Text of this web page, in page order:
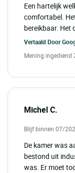
Een hartelijk
comfortabel.
bereikbaar. Het
Vertaald Door
Mening
Michel C.
Blijf binnen 07/
De kamer was
bestond uit
was. Er moet